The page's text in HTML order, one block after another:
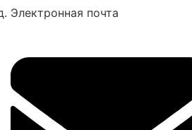
Электронная почта